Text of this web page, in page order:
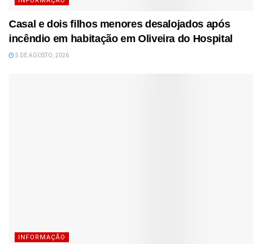
Casal e dois filhos menores desalojados após
incêndio em habitação em Oliveira do Hospital
5 DE AGOSTO, 2026
INFORMAÇÃO